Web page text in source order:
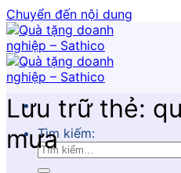
Chuyển đến nội dung
Tìm kiếm:
Lưu trữ thẻ:
mưa